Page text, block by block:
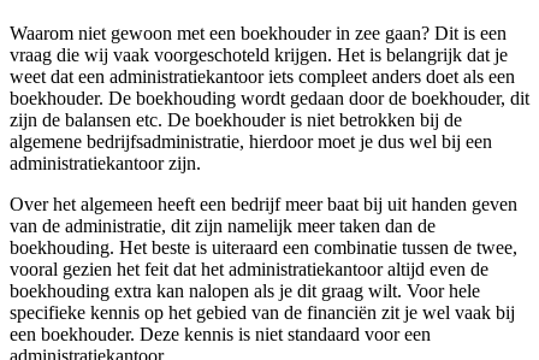
Waarom niet gewoon met een boekhouder in zee gaan? Dit is een
vraag die wij vaak voorgeschoteld krijgen. Het is belangrijk dat je
weet dat een administratiekantoor iets compleet anders doet als een
boekhouder. De boekhouding wordt gedaan door de boekhouder, dit
zijn de balansen etc. De boekhouder is niet betrokken bij de
algemene bedrijfsadministratie, hierdoor moet je dus wel bij een
administratiekantoor zijn.
Over het algemeen heeft een bedrijf meer baat bij uit handen geven
van de administratie, dit zijn namelijk meer taken dan de
boekhouding. Het beste is uiteraard een combinatie tussen de twee,
vooral gezien het feit dat het administratiekantoor altijd even de
boekhouding extra kan nalopen als je dit graag wilt. Voor hele
specifieke kennis op het gebied van de financiën zit je wel vaak bij
een boekhouder. Deze kennis is niet standaard voor een